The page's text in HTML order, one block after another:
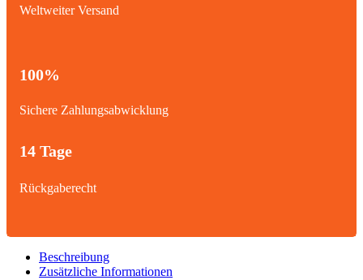
Weltweiter Versand
100%
Sichere Zahlungsabwicklung
14 Tage
Rückgaberecht
Beschreibung
Zusätzliche Informationen